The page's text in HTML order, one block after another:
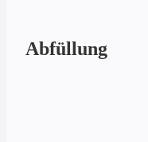
Abfüllung